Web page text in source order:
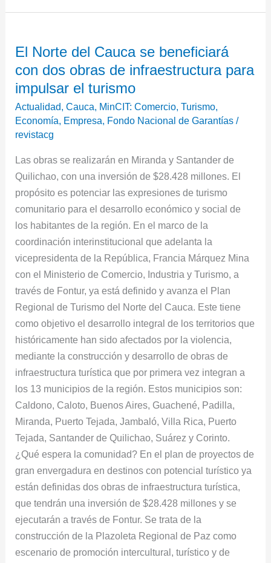
El Norte del Cauca se beneficiará
con dos obras de infraestructura para
impulsar el turismo
Actualidad,Cauca, MinCIT: Comercio, Turismo,
Economía, Empresa, Fondo Nacional de Garantías /
revistacg
Las obras se realizarán en Miranda y Santander de
Quilichao, con una inversión de $28.428 millones. El
propósito es potenciar las expresiones de turismo
comunitario para el desarrollo económico y social de
los habitantes de la región. En el marco de la
coordinación interinstitucional que adelanta la
vicepresidenta de la República, Francia Márquez Mina
con el Ministerio de Comercio, Industria y Turismo, a
través de Fontur, ya está definido y avanza el Plan
Regional de Turismo del Norte del Cauca. Este tiene
como objetivo el desarrollo integral de los territorios que
históricamente han sido afectados por la violencia,
mediante la construcción y desarrollo de obras de
infraestructura turística que por primera vez integran a
los 13 municipios de la región. Estos municipios son:
Caldono, Caloto, Buenos Aires, Guachené, Padilla,
Miranda, Puerto Tejada, Jambaló, Villa Rica, Puerto
Tejada, Santander de Quilichao, Suárez y Corinto.
¿Qué espera la comunidad? En el plan de proyectos de
gran envergadura en destinos con potencial turístico ya
están definidas dos obras de infraestructura turística,
que tendrán una inversión de $28.428 millones y se
ejecutarán a través de Fontur. Se trata de la
construcción de la Plazoleta Regional de Paz como
escenario de promoción intercultural, turístico y de
Norte
del
Cauca
se
beneficiará
con
obras
de
infraestructura
para
impulsar
el
turismo